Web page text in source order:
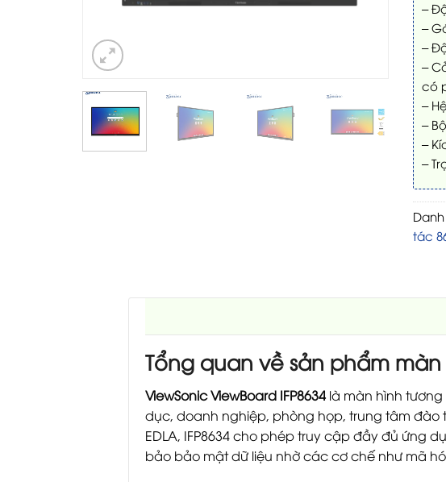
–
–
–
–
có
–
–
–
–
tác
Tổng quan về sản phẩm màn
ViewSonic ViewBoard IFP8634 là màn hình
dục, doanh nghiệp, phòng họp, trung tâm
EDLA, IFP8634 cho phép truy cập đầy đủ ứng
bảo bảo mật dữ liệu nhờ các cơ chế như mã